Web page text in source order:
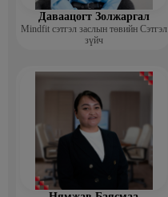
Даваацогт Золжаргал
Mindfit сэтгэл заслын төвийн Сэтгэл
зүйч